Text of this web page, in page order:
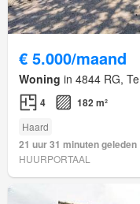
€ 5.000/maand
Woning in 4844 RG,
4 182 m²
Haard
21 uur 31 minuten geleden
HUURPORTAAL